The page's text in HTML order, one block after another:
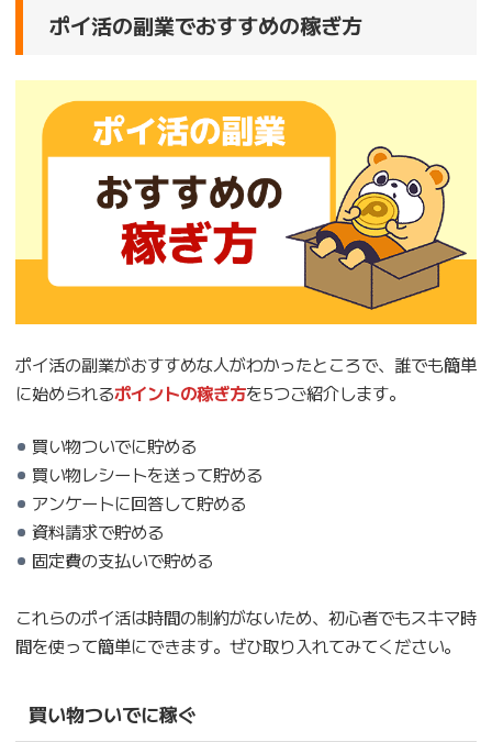
ポイ活の副業でおすすめの稼ぎ方
ポイ活の副業がおすすめな人がわかったところで、誰でも簡単
に始められるポイントの稼ぎ方を5つご紹介します。
買い物ついでに貯める
買い物レシートを送って貯める
アンケートに回答して貯める
資料請求で貯める
固定費の支払いで貯める
これらのポイ活は時間の制約がないため、初心者でもスキマ時
間を使って簡単にできます。ぜひ取り入れてみてください。
買い物ついでに稼ぐ